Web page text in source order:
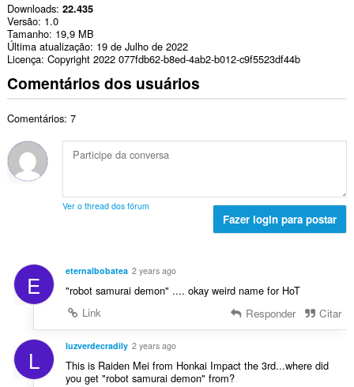
Downloads 22.435
Versão 1.0
Tamanho 19,9 MB
Última atualização 19 de Julho de 2022
Licença Copyright 2022 077fdb62-b8ed-4ab2-b012-c9f5523df44b
Comentários dos usuários
Comentários: 7
Ver o thread dos fórum
Fazer login para postar
E eternalbobatea 2 years ago
"robot samurai demon" .... okay weird name for HoT
Link
Responder Citar
L luzverdecradily 2 years ago
This is Raiden Mei from Honkai Impact the 3rd...where did
you get "robot samurai demon" from?